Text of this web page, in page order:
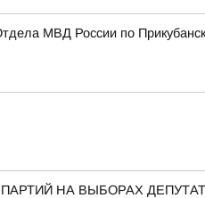
МВД России по
НА ВЫБОРАХ